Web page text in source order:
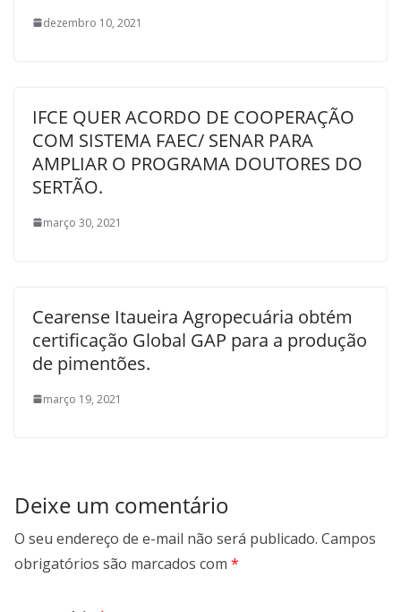
dezembro 10, 2021
IFCE QUER ACORDO DE COOPERAÇÃO
COM SISTEMA FAEC/ SENAR PARA
AMPLIAR O PROGRAMA DOUTORES DO
SERTÃO.
março 30, 2021
Cearense Itaueira Agropecuária obtém
certificação Global GAP para a produção
de pimentões.
março 19, 2021
Deixe um comentário
O seu endereço de e-mail não será publicado. Campos
obrigatórios são marcados com *